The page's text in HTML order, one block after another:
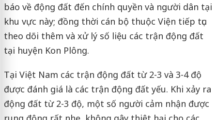
báo về động đất đến chính quyền và người dân tại
khu vực này; đồng thời cán bộ thuộc Viện tiếp tục
theo dõi thêm và xử lý số liệu các trận động đất
tại huyện Kon Plông.
Tại Việt Nam các trận động đất từ 2-3 và 3-4 độ
được đánh giá là các trận động đất yếu. Khi xảy ra
động đất từ 2-3 độ, một số người cảm nhận được